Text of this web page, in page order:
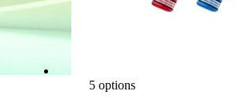
5 options